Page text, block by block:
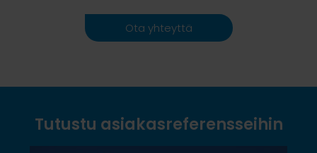
Ota yhteyttä
Tutustu asiakasreferensseihin